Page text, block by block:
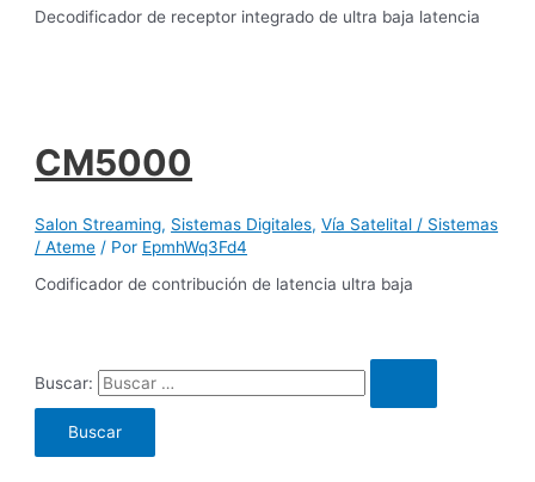
Decodificador de receptor integrado de ultra baja latencia
CM5000
Salon Streaming, Sistemas Digitales,Vía Satelital / Sistemas
/ Ateme / Por EpmhWq3Fd4
Codificador de contribución de latencia ultra baja
Buscar: